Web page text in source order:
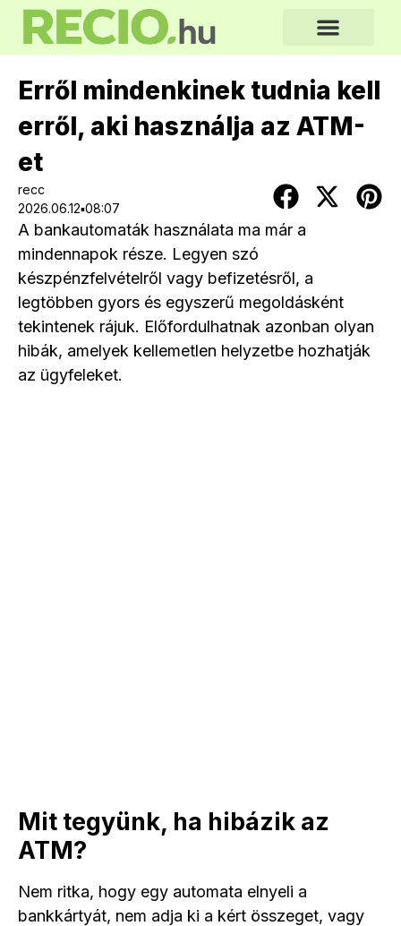
Erről mindenkinek tudnia kell
erről, aki használja az ATM-
et
recc
2026.06.12▪08:07
A bankautomaták használata ma már a
mindennapok része. Legyen szó
készpénzfelvételről vagy befizetésről, a
legtöbben gyors és egyszerű megoldásként
tekintenek rájuk. Előfordulhatnak azonban olyan
hibák, amelyek kellemetlen helyzetbe hozhatják
az ügyfeleket.
Mit tegyünk, ha hibázik az
ATM?
Nem ritka, hogy egy automata elnyeli a
bankkártyát, nem adja ki a kért összeget, vagy